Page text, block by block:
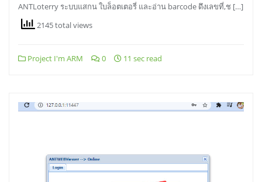
ANTLoterry ระบบแสกน ใบล็อตเตอรี่ และอ่าน barcode ดึงเลขที่,ช […]
2145 total views
Project I'm ARM 0 11 sec read